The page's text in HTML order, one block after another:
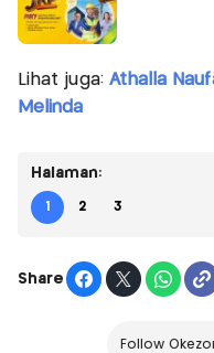
Lihat juga: Athalla
Melinda
Halaman:
1 2 3
Share
Follow